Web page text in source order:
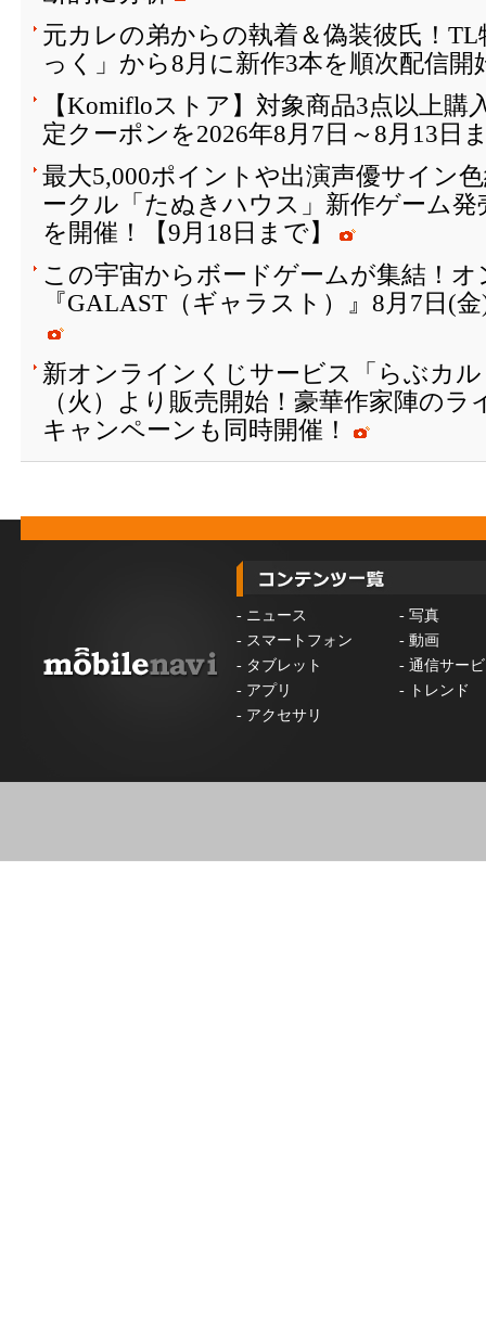
元カレの弟からの執着＆偽装彼氏！
っく」から8月に新作3本を順次配信開
【Komifloストア】対象商品3点以上購
定クーポンを2026年8月7日～8月13日
最大5,000ポイントや出演声優サイン
ークル「たぬきハウス」新作ゲーム
を開催！【9月18日まで】
この宇宙からボードゲームが集結！
『GALAST（ギャラスト）』8月7日(
新オンラインくじサービス「らぶカ
（火）より販売開始！豪華作家陣の
キャンペーンも同時開催！
- ニュース - 写真
- スマートフォン - 動画
- タブレット - 通信サー
- アプリ -
トレンド
- アクセサリ